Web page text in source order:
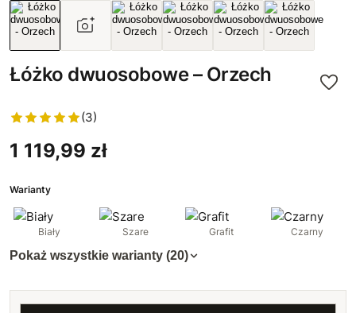
Łóżko dwuosobowe – Orzech
(3)
1 119,99 zł
Warianty
Biały Szare Grafit Czarny
Pokaż wszystkie warianty (20)